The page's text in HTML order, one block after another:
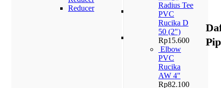
Reducer
Radius Tee
PVC
Rucika D
50 (2")
Rp15.600
Elbow
PVC
Rucika
AW 4"
Rp82.100